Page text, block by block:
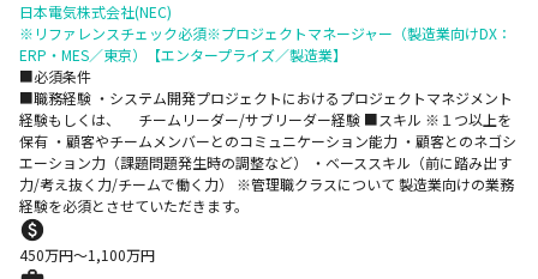
日本電気株式会社(NEC)
※リファレンスチェック必須※プロジェクトマネージャー（製造業向けDX：
ERP・MES／東京）【エンタープライズ／製造業】
■必須条件
■職務経験 ・システム開発プロジェクトにおけるプロジェクトマネジメント
経験もしくは、 チームリーダー/サブリーダー経験 ■スキル ※１つ以上を
保有 ・顧客やチームメンバーとのコミュニケーション能力 ・顧客とのネゴシ
エーション力（課題問題発生時の調整など） ・ベーススキル（前に踏み出す
力/考え抜く力/チームで働く力） ※管理職クラスについて 製造業向けの業務
経験を必須とさせていただきます。
450万円〜1,100万円